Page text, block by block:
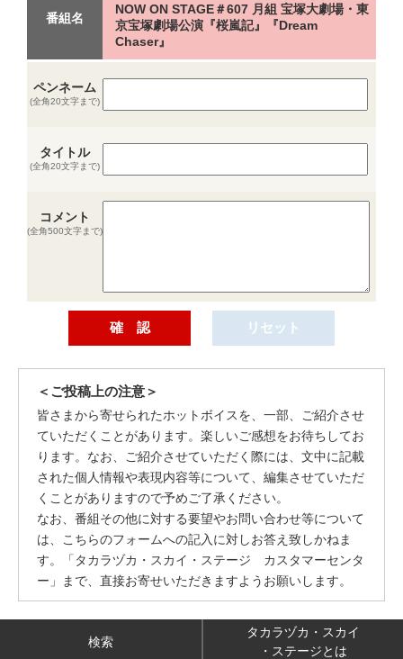
番組名
NOW ON STAGE＃607 月組 宝塚大劇場・東
京宝塚劇場公演『桜嵐記』『Dream
Chaser』
ペンネーム
(全角20文字まで)
タイトル
(全角20文字まで)
コメント
(全角500文字まで)
＜ご投稿上の注意＞
皆さまから寄せられたホットボイスを、一部、ご紹介させ
ていただくことがあります。楽しいご感想をお待ちしてお
ります。なお、ご紹介させていただく際には、文中に記載
された個人情報や表現内容等について、編集させていただ
くことがありますので予めご了承ください。
なお、番組その他に対する要望やお問い合わせ等について
は、こちらのフォームへの記入に対しお答え致しかねま
す。「タカラヅカ・スカイ・ステージ カスタマーセンタ
ー」まで、直接お寄せいただきますようお願いします。
検索
タカラヅカ・スカイ
・ステージとは